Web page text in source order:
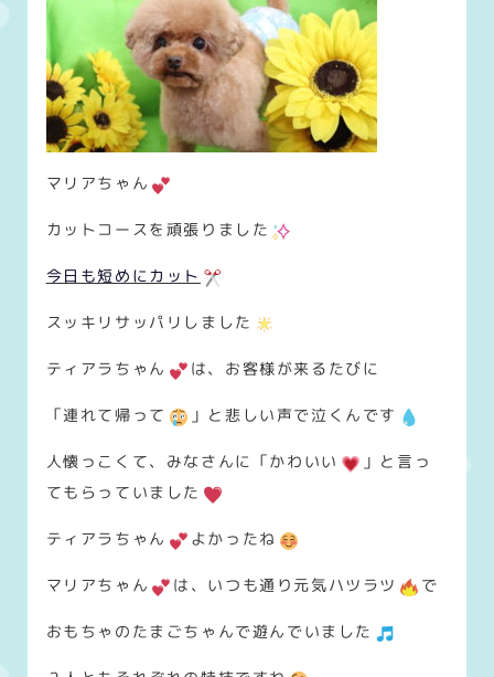
マリアちゃん
カットコースを頑張りました
今日も短めにカット
スッキリサッパリしました
ティアラちゃん は、お客様が来るたびに
「連れて帰って 」と悲しい声で泣くんです
人懐っこくて、みなさんに「かわいい
」と言っ
てもらっていました
ティアラちゃん よかったね
マリアちゃん は、いつも通り元気ハツラツ で
おもちゃのたまごちゃんで遊んでいました